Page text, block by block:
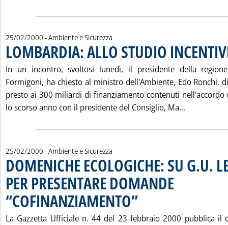
25/02/2000 - Ambiente e Sicurezza
LOMBARDIA: ALLO STUDIO
In un incontro, svoltosi lunedì, il presidente della
Formigoni, ha chiesto al ministro dell'Ambiente, Edo Ronchi,
presto ai 300 miliardi di finanziamento contenuti
lo scorso anno con il presidente del Consiglio, Ma...
25/02/2000 - Ambiente e Sicurezza
DOMENICHE ECOLOGICHE: SU G.U.
PER PRESENTARE DOMANDE
“COFINANZIAMENTO”. Pubblicata venerdì 25 febbraio
La Gazzetta Ufficiale n. 44 del 23 febbraio 2000 pubblica il